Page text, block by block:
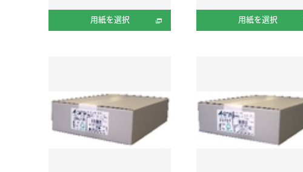
用紙を選択 用紙を選択